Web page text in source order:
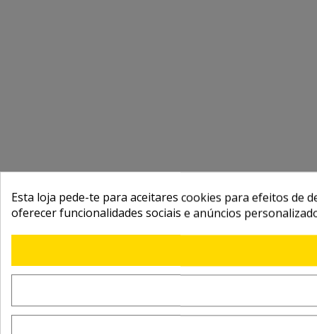
Esta loja pede-te para aceitares cookies para efeitos de
oferecer funcionalidades sociais e anúncios